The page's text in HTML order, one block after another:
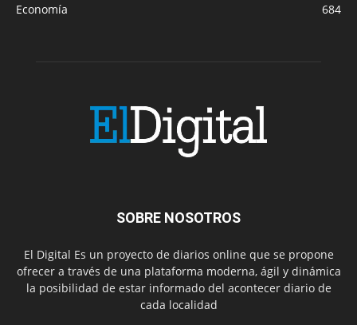
Economía
684
SOBRE NOSOTROS
El Digital Es un proyecto de diarios online que se propone
ofrecer a través de una plataforma moderna, ágil y dinámica
la posibilidad de estar informado del acontecer diario de
cada localidad